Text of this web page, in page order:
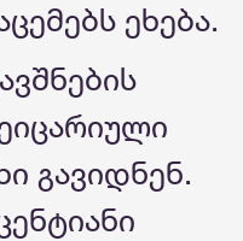
ეხება.
გავიდნენ.